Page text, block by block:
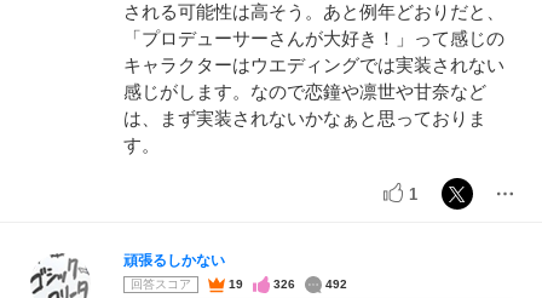
される可能性は高そう。あと例年どおりだと、
「プロデューサーさんが大好き！」って感じの
キャラクターはウエディングでは実装されない
感じがします。なので恋鐘や凛世や甘奈など
は、まず実装されないかなぁと思っておりま
す。
1
頑張るしかない
回答スコア 19 326 492